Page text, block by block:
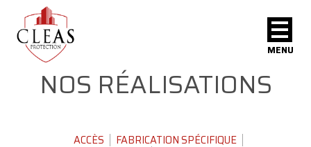
MENU
NOS RÉALISATIONS
ACCÈS
FABRICATION SPÉCIFIQUE